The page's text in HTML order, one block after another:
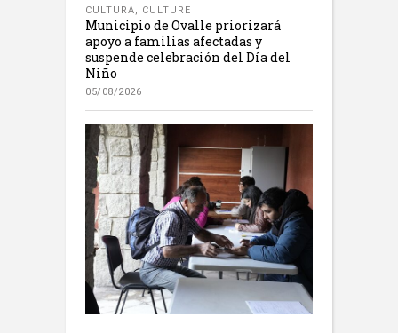
CULTURA CULTURE
Municipio de Ovalle priorizará
apoyo a familias afectadas y
suspende celebración del Día del
Niño
05/08/2026